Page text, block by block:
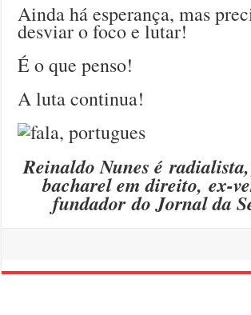
Ainda há esperança, mas
desviar o foco e lutar!
É o que penso!
A luta continua!
Reinaldo Nunes é
bacharel em direito, ex-
fundador do Jornal da